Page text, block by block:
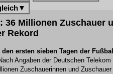
▼
36 Millionen Zuschauer
Rekord
den ersten sieben Tagen der
Angaben der Deutschen Telekom
Zuschauerinnen und Zuschauer